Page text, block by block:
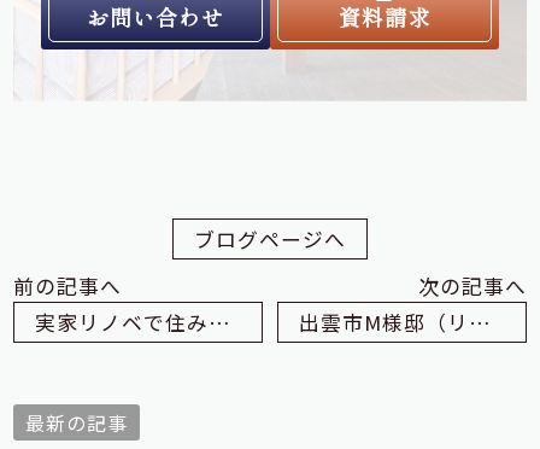
お問い合わせ 資料請求
ブログページへ
前の記事へ
実家リノベで住み継ぐ
次の記事へ
出雲市M様邸（リフォーム）珪藻土塗りました
最新の記事